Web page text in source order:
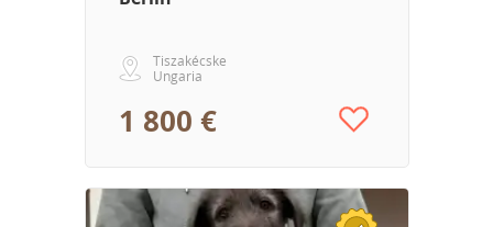
Tiszakécske
Ungaria
1 800 €